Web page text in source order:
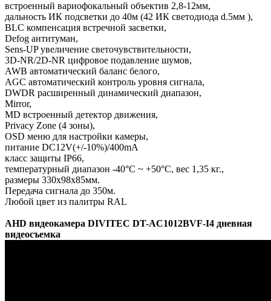
встроенный вариофокальный объектив 2,8-12мм,
дальность ИК подсветки до 40м (42 ИК светодиода d.5мм ),
BLC компенсация встречной засветки,
Defog антитуман,
Sens-UP увеличение светочувствительности,
3D-NR/2D-NR цифровое подавление шумов,
AWB автоматический баланс белого,
AGC автоматический контроль уровня сигнала,
DWDR расширенный динамический диапазон,
Mirror,
MD встроенный детектор движения,
Privacy Zone (4 зоны),
OSD меню для настройки камеры,
питание DC12V(+/-10%)/400mA
класс защиты IP66,
температурный диапазон -40°C ~ +50°C, вес 1,35 кг.,
размеры 330х98х85мм.
Передача сигнала до 350м.
Любой цвет из палитры RAL
AHD видеокамера DIVITEC DT-AC1012BVF-I4 дневная
видеосъемка